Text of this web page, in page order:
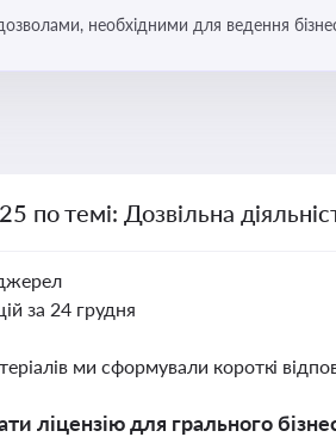
необхідними для ведення
по темі: Дозвільна
за 24 грудня
ми сформували короткі
ліцензію для грального